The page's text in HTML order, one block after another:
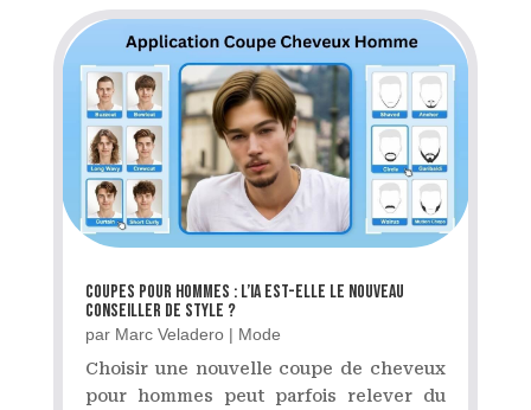
Coupes pour hommes : l’ia est-elle le nouveau
conseiller de style ?
par Marc Veladero| Mode
Choisir une nouvelle coupe de cheveux
pour hommes peut parfois relever du